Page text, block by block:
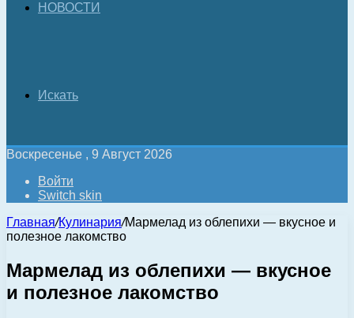
НОВОСТИ
Искать
Воскресенье , 9 Август 2026
Войти
Switch skin
Главная/Кулинария/Мармелад из облепихи — вкусное и
полезное лакомство
Мармелад из облепихи — вкусное
и полезное лакомство